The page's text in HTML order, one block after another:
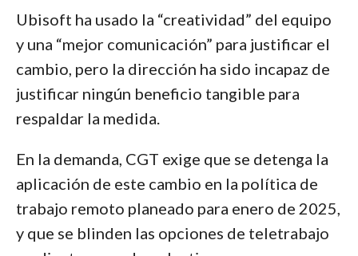
Ubisoft ha usado la “creatividad” del equipo
y una “mejor comunicación” para justificar el
cambio, pero la dirección ha sido incapaz de
justificar ningún beneficio tangible para
respaldar la medida.
En la demanda, CGT exige que se detenga la
aplicación de este cambio en la política de
trabajo remoto planeado para enero de 2025,
y que se blinden las opciones de teletrabajo